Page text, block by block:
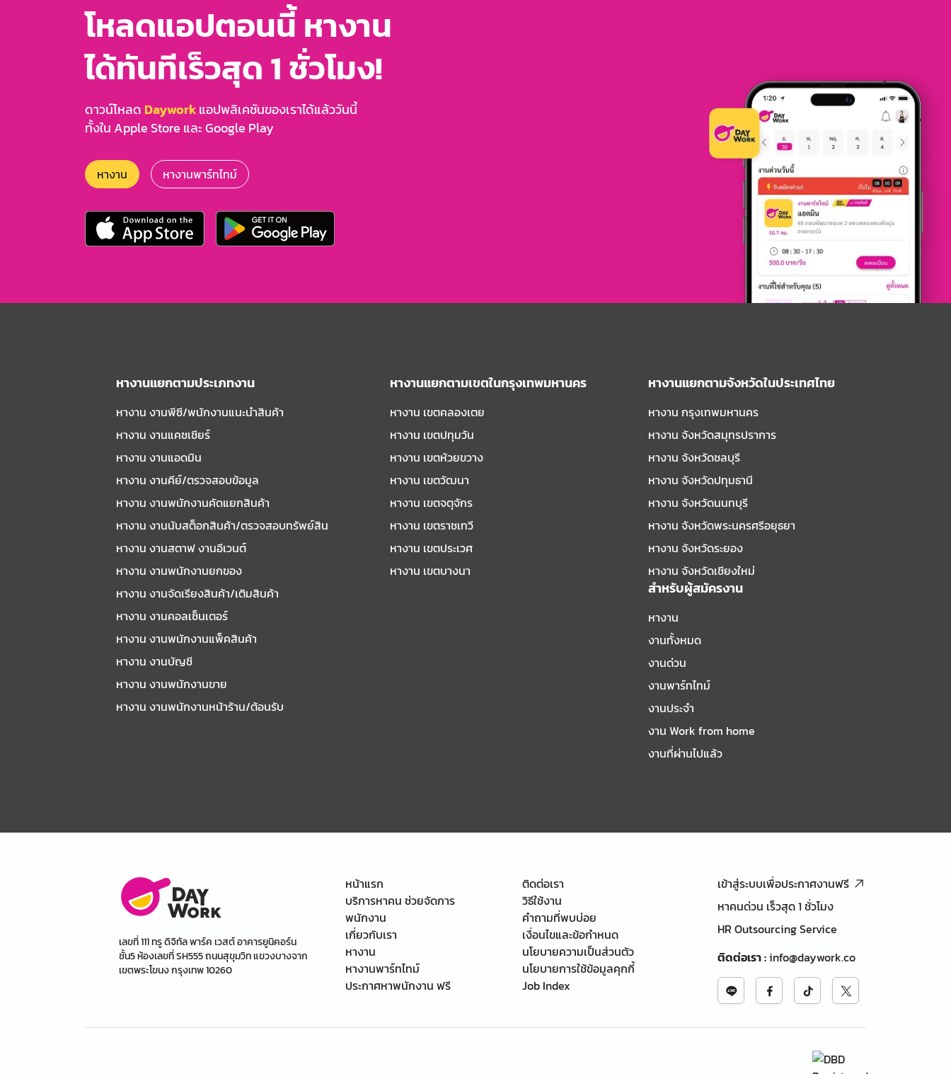
โหลดแอปตอนนี้ หางาน
ได้ทันทีเร็วสุด 1 ชั่วโมง!
ดาวน์โหลด Dayworkแอปพลิเคชันของเราได้แล้ววันนี้
ทั้งใน Apple Store และ Google Play
หางาน หางานพาร์ทไทม์
หางานแยกตามประเภทงาน
หางาน งานพีซี/พนักงานแนะนําสินค้า
หางาน งานแคชเชียร์
หางาน งานแอดมิน
หางาน งานคีย์/ตรวจสอบข้อมูล
หางาน งานพนักงานคัดแยกสินค้า
หางาน งานนับสต็อกสินค้า/ตรวจสอบทรัพย์สิน
หางาน งานสตาฟ งานอีเวนต์
หางาน งานพนักงานยกของ
หางาน งานจัดเรียงสินค้า/เติมสินค้า
หางาน งานคอลเซ็นเตอร์
หางาน งานพนักงานแพ็คสินค้า
หางาน งานบัญชี
หางาน งานพนักงานขาย
หางาน งานพนักงานหน้าร้าน/ต้อนรับ
หางานแยกตามเขตในกรุงเทพมหานคร
หางาน เขตคลองเตย
หางาน เขตปทุมวัน
หางาน เขตห้วยขวาง
หางาน เขตวัฒนา
หางาน เขตจตุจักร
หางาน เขตราชเทวี
หางาน เขตประเวศ
หางาน เขตบางนา
หางานแยกตามจังหวัดในประเทศไทย
หางาน กรุงเทพมหานคร
หางาน จังหวัดสมุทรปราการ
หางาน จังหวัดชลบุรี
หางาน จังหวัดปทุมธานี
หางาน จังหวัดนนทบุรี
หางาน จังหวัดพระนครศรีอยุธยา
หางาน จังหวัดระยอง
หางาน จังหวัดเชียงใหม่
สำหรับผู้สมัครงาน
หางาน
งานทั้งหมด
งานด่วน
งานพาร์ทไทม์
งานประจำ
งาน Work from home
งานที่ผ่านไปแล้ว
เลขที่ 111 ทรู ดิจิทัล พาร์ค เวสต์ อาคารยูนิคอร์น
ชั้น5 ห้องเลขที่ SH555 ถนนสุขุมวิท แขวงบางจาก
เขตพระโขนง กรุงเทพ 10260
หน้าแรก
บริการหาคน ช่วยจัดการ
พนักงาน
เกี่ยวกับเรา
หางาน
หางานพาร์ทไทม์
ประกาศหาพนักงาน ฟรี
ติดต่อเรา
วิธีใช้งาน
คำถามที่พบบ่อย
เงื่อนไขและข้อกำหนด
นโยบายความเป็นส่วนตัว
นโยบายการใช้ข้อมูลคุกกี้
Job Index
เข้าสู่ระบบเพื่อประกาศงานฟรี
หาคนด่วน เร็วสุด 1 ชั่วโมง
HR Outsourcing Service
ติดต่อเรา:info@daywork.co